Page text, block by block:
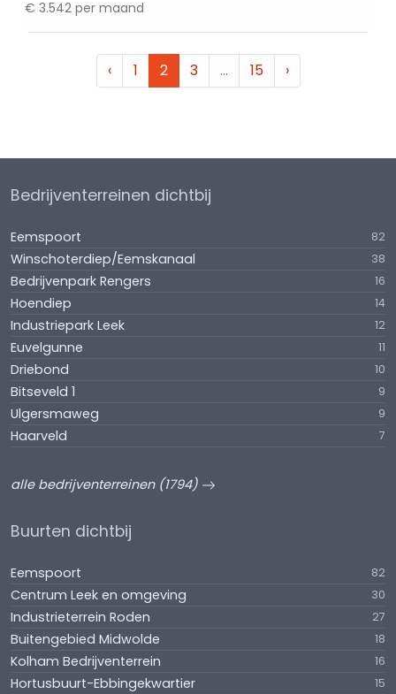
€ 3.542 per maand
‹ 1 2 3 … 15 ›
Bedrijventerreinen dichtbij
Eemspoort 82
Winschoterdiep/Eemskanaal 38
Bedrijvenpark Rengers 16
Hoendiep 14
Industriepark Leek 12
Euvelgunne 11
Driebond 10
Bitseveld 1 9
Ulgersmaweg 9
Haarveld 7
alle bedrijventerreinen (1794)
Buurten dichtbij
Eemspoort 82
Centrum Leek en omgeving 30
Industrieterrein Roden 27
Buitengebied Midwolde 18
Kolham Bedrijventerrein 16
Hortusbuurt-Ebbingekwartier 15